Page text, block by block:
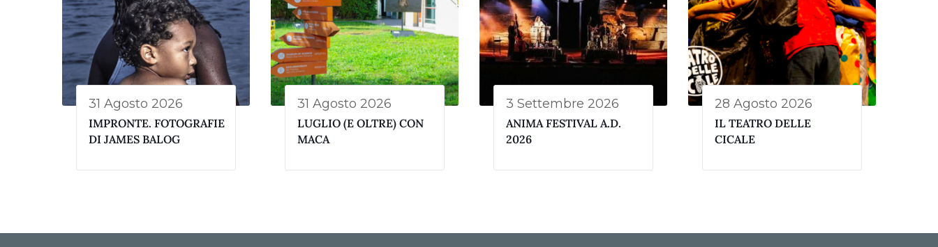
31 Agosto 2026
IMPRONTE. FOTOGRAFIE
DI JAMES BALOG
31 Agosto 2026
LUGLIO (E OLTRE) CON
MACA
3 Settembre 2026
ANIMA FESTIVAL A.D.
2026
28 Agosto 2026
IL TEATRO DELLE
CICALE